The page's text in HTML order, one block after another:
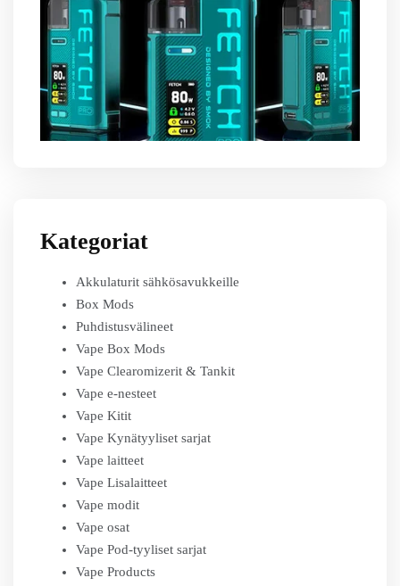
Kategoriat
Akkulaturit sähkösavukkeille
Box Mods
Puhdistusvälineet
Vape Box Mods
Vape Clearomizerit & Tankit
Vape e-nesteet
Vape Kitit
Vape Kynätyyliset sarjat
Vape laitteet
Vape Lisalaitteet
Vape modit
Vape osat
Vape Pod-tyyliset sarjat
Vape Products